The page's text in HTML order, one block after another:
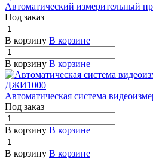
Автоматический
Под заказ
В корзину В корзине
В корзину В корзине
Автоматическая система
Под заказ
В корзину В корзине
В корзину В корзине